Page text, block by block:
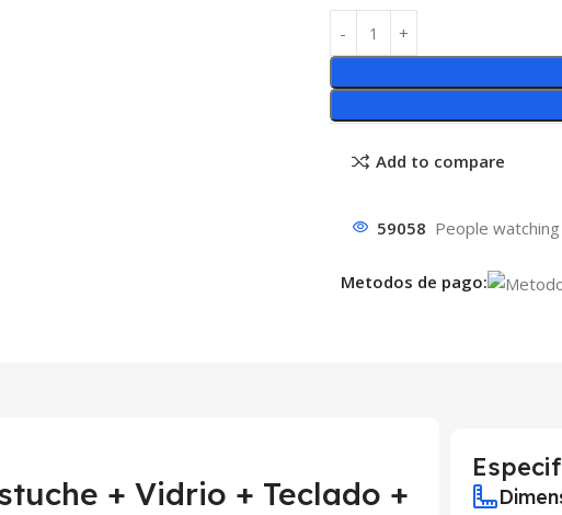
Add to compare
59058 People
Metodos de pago:
+ Vidrio + Teclado +